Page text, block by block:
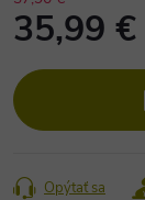
35,99 €
cena:
Opýtať sa